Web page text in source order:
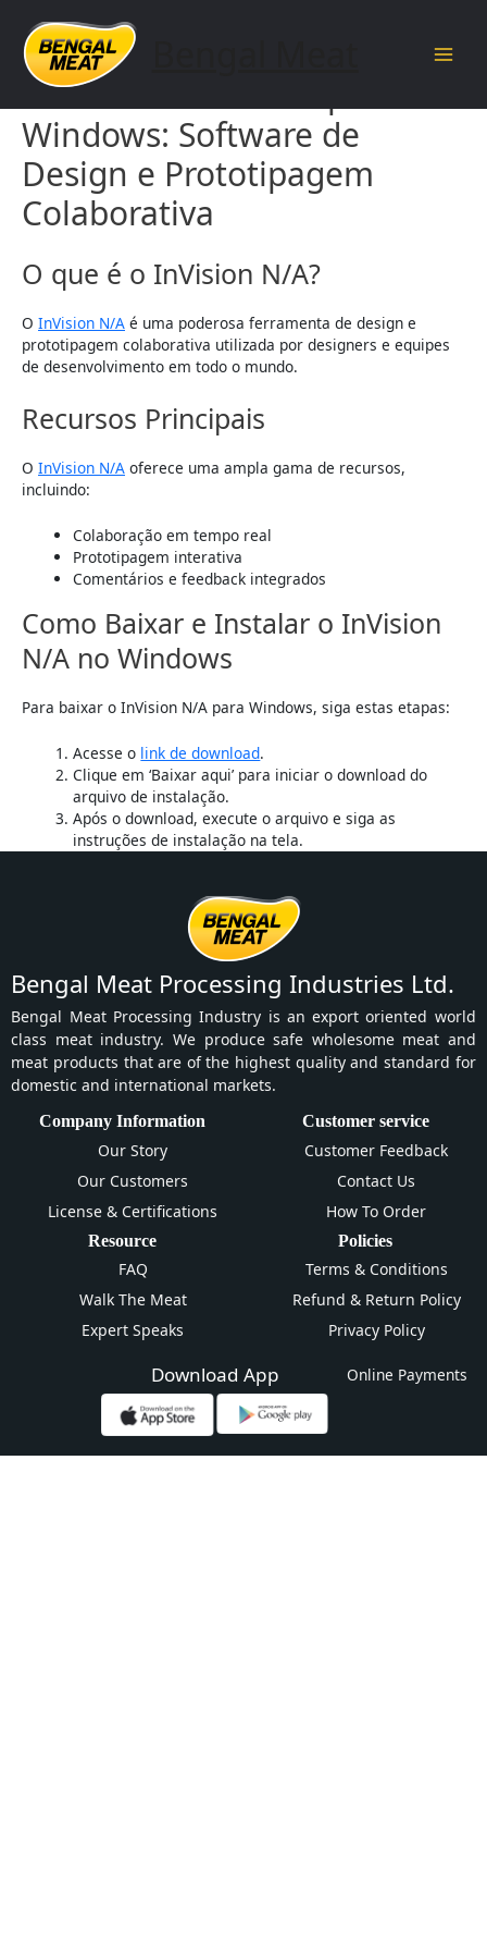
content
Baixar InVision N/A para
Windows: Software de
Design e Prototipagem
Colaborativa
O que é o InVision N/A?
O InVision N/A é uma poderosa ferramenta de design e
prototipagem colaborativa utilizada por designers e equipes
de desenvolvimento em todo o mundo.
Recursos Principais
O InVision N/A oferece uma ampla gama de recursos,
incluindo:
Colaboração em tempo real
Prototipagem interativa
Comentários e feedback integrados
Como Baixar e Instalar o InVision
N/A no Windows
Para baixar o InVision N/A para Windows, siga estas etapas:
Acesse o link de download.
Clique em ‘Baixar aqui’ para iniciar o download do
arquivo de instalação.
Após o download, execute o arquivo e siga as
instruções de instalação na tela.
Bengal Meat Processing Industries Ltd.
Bengal Meat Processing Industry is an export oriented world
class meat industry. We produce safe wholesome meat and
meat products that are of the highest quality and standard for
domestic and international markets.
Company Information
Our Story
Our Customers
License & Certifications
Customer service
Customer Feedback
Contact Us
How To Order
Resource
FAQ
Walk The Meat
Expert Speaks
Policies
Terms & Conditions
Refund & Return Policy
Privacy Policy
Download App Online Payments